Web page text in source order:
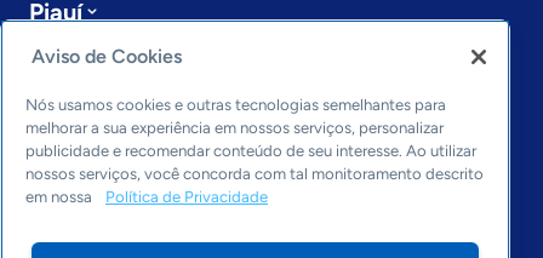
Piauí
Sobre a ASN
Últimas notícias
Entre em contato
Editorias
Economia & Política
Inovação & Tecnologia
Cultura empreendedora
Aviso de Cookies
Nós usamos cookies e outras tecnologias semelhantes para
melhorar a sua experiência em nossos serviços, personalizar
publicidade e recomendar conteúdo de seu interesse. Ao utilizar
nossos serviços, você concorda com tal monitoramento descrito
em nossa
Política de Privacidade